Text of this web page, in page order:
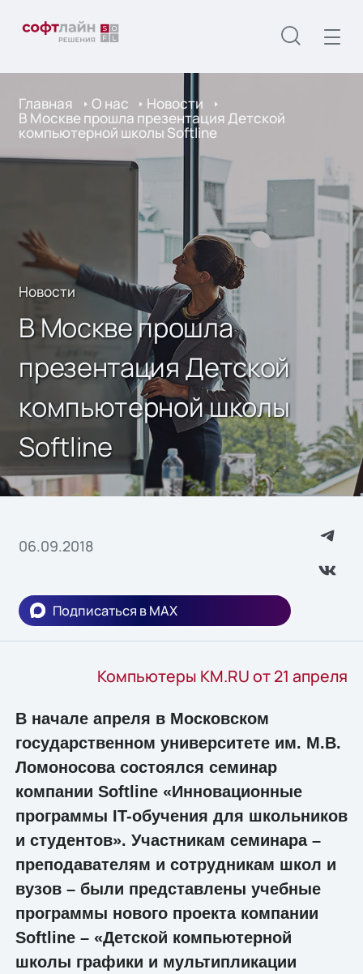
Главная О нас Новости
В Москве прошла презентация Детской
компьютерной школы Softline
Новости
В Москве прошла
презентация Детской
компьютерной школы
Softline
06.09.2018
Подписаться в MAX
Компьютеры KM.RU от 21 апреля
В начале апреля в Московском
государственном университете им. М.В.
Ломоносова состоялся семинар
компании Softline «Инновационные
программы IT-обучения для школьников
и студентов». Участникам семинара –
преподавателям и сотрудникам школ и
вузов – были представлены учебные
программы нового проекта компании
Softline – «Детской компьютерной
школы графики и мультипликации